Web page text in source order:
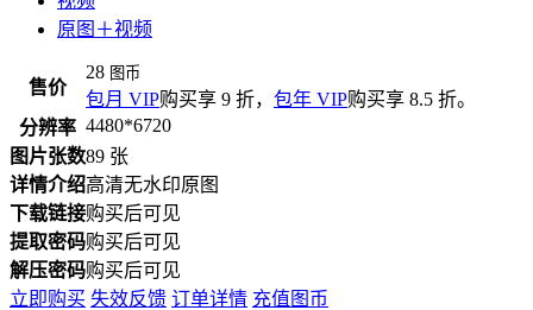
原图＋视频
售价
28 图币
包月 VIP购买享 9 折， 包年 VIP购买享 8.5 折。
分辨率 4480*6720
图片张数89 张
详情介绍高清无水印原图
下载链接购买后可见
提取密码购买后可见
解压密码购买后可见
立即购买 失效反馈 订单详情 充值图币